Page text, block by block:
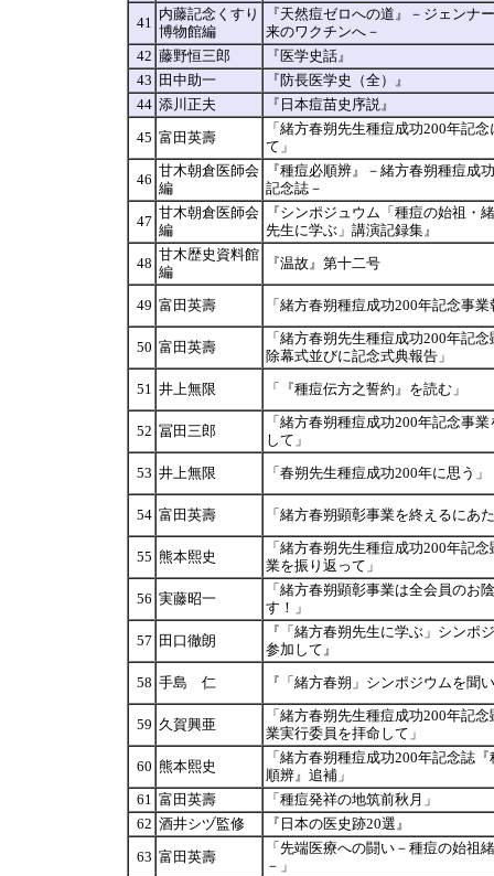
41
内藤記念くすり
博物館編
『天然痘ゼロへの道』－ジェンナ
来のワクチンへ－
42 藤野恒三郎
『医学史話』
43 田中助一
『防長医学史（全）』
44 添川正夫
『日本痘苗史序説』
45 富田英壽
「緒方春朔先生種痘成功200年記
て」
46
甘木朝倉医師会
編
『種痘必順辨』－緒方春朔種痘成
記念誌－
47
甘木朝倉医師会
編
『シンポジュウム「種痘の始祖・
先生に学ぶ」講演記録集』
48
甘木歴史資料館
編
『温故』第十二号
49 富田英壽 「緒方春朔種痘成功200年記念事
50 富田英壽
「緒方春朔先生種痘成功200年記
除幕式並びに記念式典報告」
51 井上無限 「『種痘伝方之誓約』を読む」
52 冨田三郎
「緒方春朔種痘成功200年記念事
して」
53 井上無限 「春朔先生種痘成功200年に思う」
54 富田英壽 「緒方春朔顕彰事業を終えるにあ
55 熊本熙史
「緒方春朔先生種痘成功200年記
業を振り返って」
56 実藤昭一
「緒方春朔顕彰事業は全会員のお
す！」
57 田口徹朗
『「緒方春朔先生に学ぶ」シンポ
参加して』
58 手島 仁 『「緒方春朔」シンポジウムを聞
59 久賀興亜
「緒方春朔先生種痘成功200年記
業実行委員を拝命して」
60 熊本熙史
「緒方春朔種痘成功200年記念誌
順辨』追補」
61 富田英壽
「種痘発祥の地筑前秋月」
62 酒井シヅ監修
『日本の医史跡20選』
63 富田英壽
「先端医療への闘い－種痘の始祖
－」